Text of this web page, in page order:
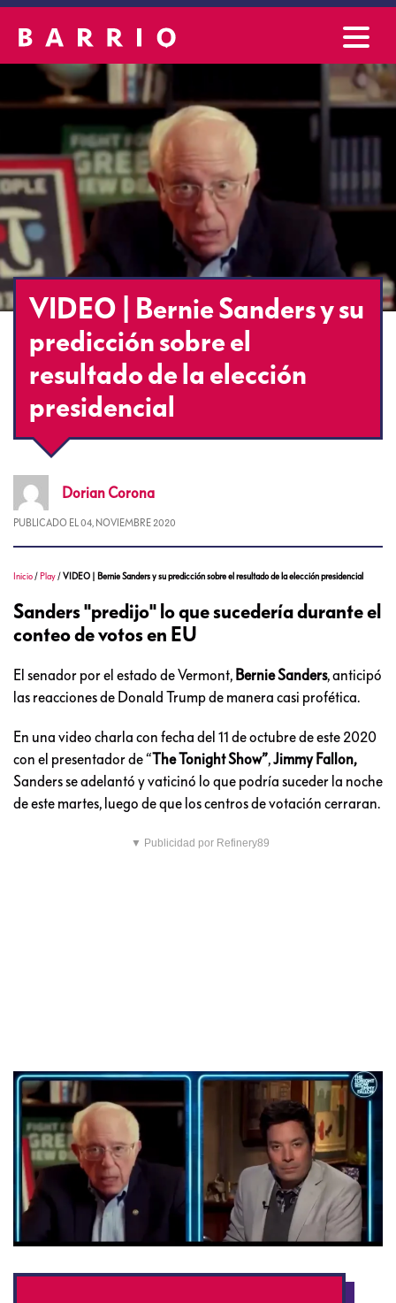
VIDEO | Bernie Sanders y su
predicción sobre el
resultado de la elección
presidencial
Dorian Corona
PUBLICADO EL 04, NOVIEMBRE 2020
Inicio / Play /VIDEO | Bernie Sanders y su predicción sobre el resultado de la elección presidencial
Sanders "predijo" lo que sucedería durante el
conteo de votos en EU
El senador por el estado de Vermont, Bernie Sanders, anticipó
las reacciones de Donald Trump de manera casi profética.
En una video charla con fecha del 11 de octubre de este 2020
con el presentador de “The Tonight Show”,Jimmy Fallon,
Sanders se adelantó y vaticinó lo que podría suceder la noche
de este martes, luego de que los centros de votación cerraran.
▼ Publicidad por Refinery89